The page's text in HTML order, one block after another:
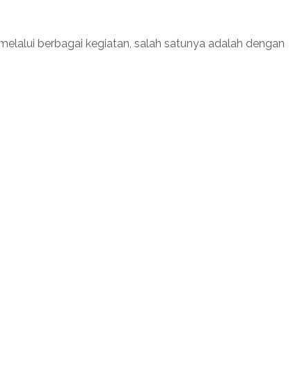
berbagai kegiatan, salah satunya adalah dengan